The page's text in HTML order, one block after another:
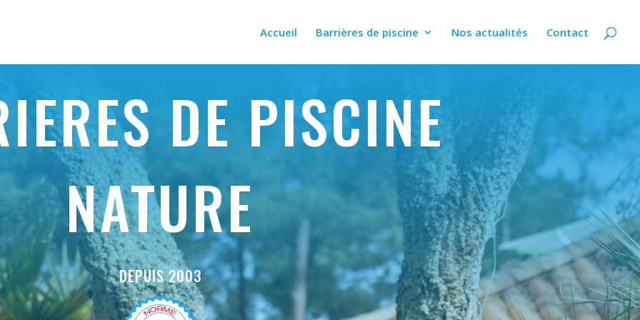
Accueil Barrières de piscine Nos actualités Contact
DE PISCINE
NATURE
DEPUIS 2003